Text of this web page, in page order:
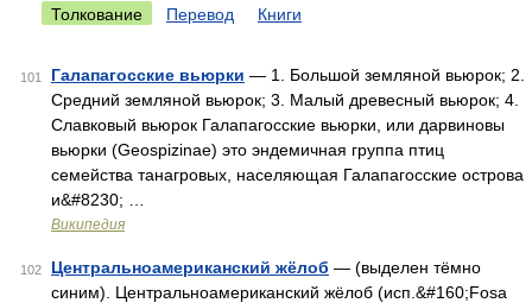
Толкование Перевод Книги
101 Галапагосские вьюрки — 1. Большой земляной вьюрок; 2.
Средний земляной вьюрок; 3. Малый древесный вьюрок; 4.
Славковый вьюрок Галапагосские вьюрки, или дарвиновы
вьюрки (Geospizinae) это эндемичная группа птиц
семейства танагровых, населяющая Галапагосские острова
и&#8230; …
Википедия
102 Центральноамериканский жёлоб — (выделен тёмно
синим). Центральноамериканский жёлоб (исп.&#160;Fosa